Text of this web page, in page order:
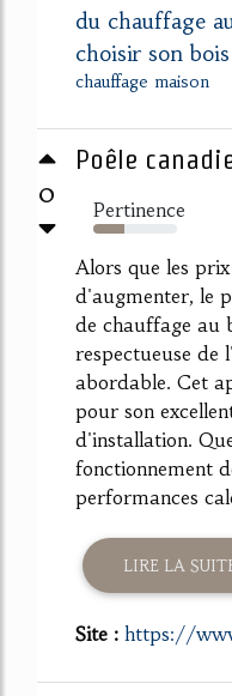
du chauffage
choisir son
chauffage maison
0
Poêle
Pertinence
37%
Alors que les prix
d'augmenter, le
de chauffage au
respectueuse de
abordable. Cet
pour son
d'installation.
fonctionnement
performances
LIRE LA
Site : https://